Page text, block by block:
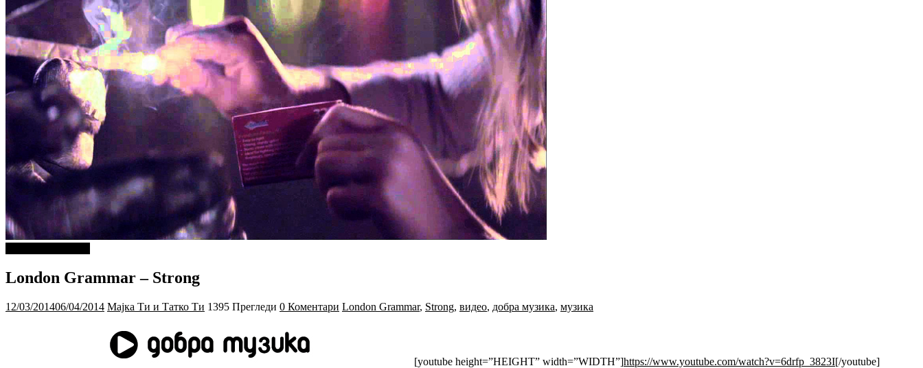
London Grammar – Strong
12/03/201406/04/2014 Мајка Ти и Татко Ти 1395 Прегледи 0 Коментари London Grammar, Strong, видео, добра музика, музика
[youtube height=”HEIGHT” width=”WIDTH”]https://www.youtube.com/watch?v=6drfp_3823I[/youtube]